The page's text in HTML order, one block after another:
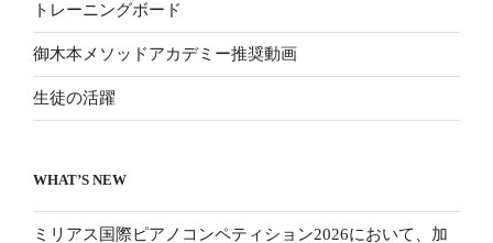
トレーニングボード
御木本メソッドアカデミー推奨動画
生徒の活躍
WHAT’S NEW
ミリアス国際ピアノコンペティション2026において、加